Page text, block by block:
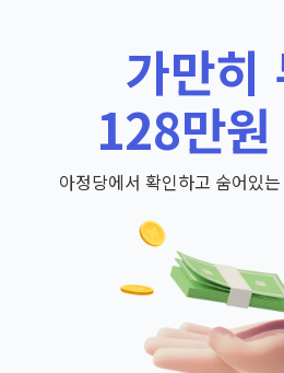
가만히
128만
아정당에서 확인하고 숨어있